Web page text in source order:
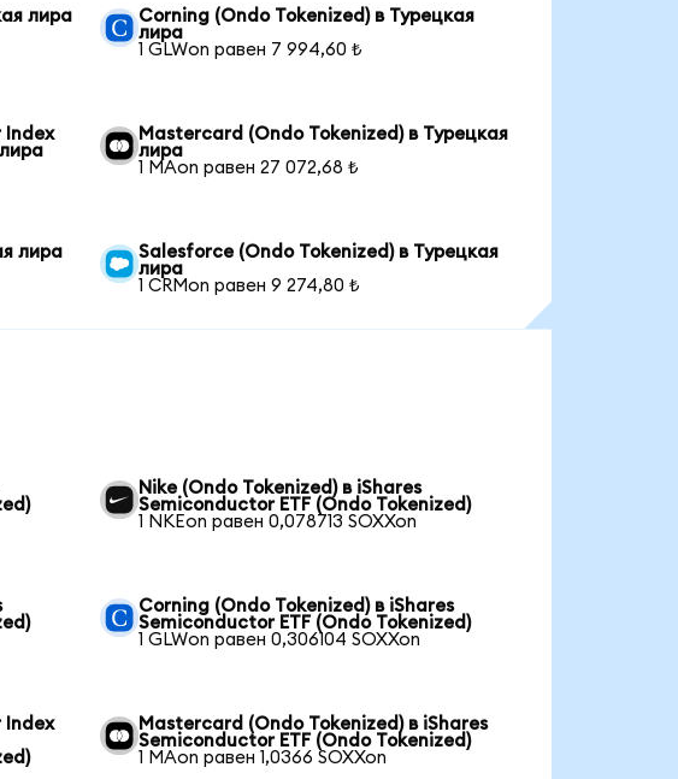
лира
Corning (Ondo Tokenized) в Турецкая
лира
1 GLWon равен 7 994,60 ₺
Index
Mastercard (Ondo Tokenized) в Турецкая
лира
1 MAon равен 27 072,68 ₺
лира
Salesforce (Ondo Tokenized) в Турецкая
лира
1 CRMon равен 9 274,80 ₺
Nike (Ondo Tokenized) в iShares
Semiconductor ETF (Ondo Tokenized)
1 NKEon равен 0,078713 SOXXon
Corning (Ondo Tokenized) в iShares
Semiconductor ETF (Ondo Tokenized)
1 GLWon равен 0,306104 SOXXon
Index
Mastercard (Ondo Tokenized) в iShares
Semiconductor ETF (Ondo Tokenized)
1 MAon равен 1,0366 SOXXon